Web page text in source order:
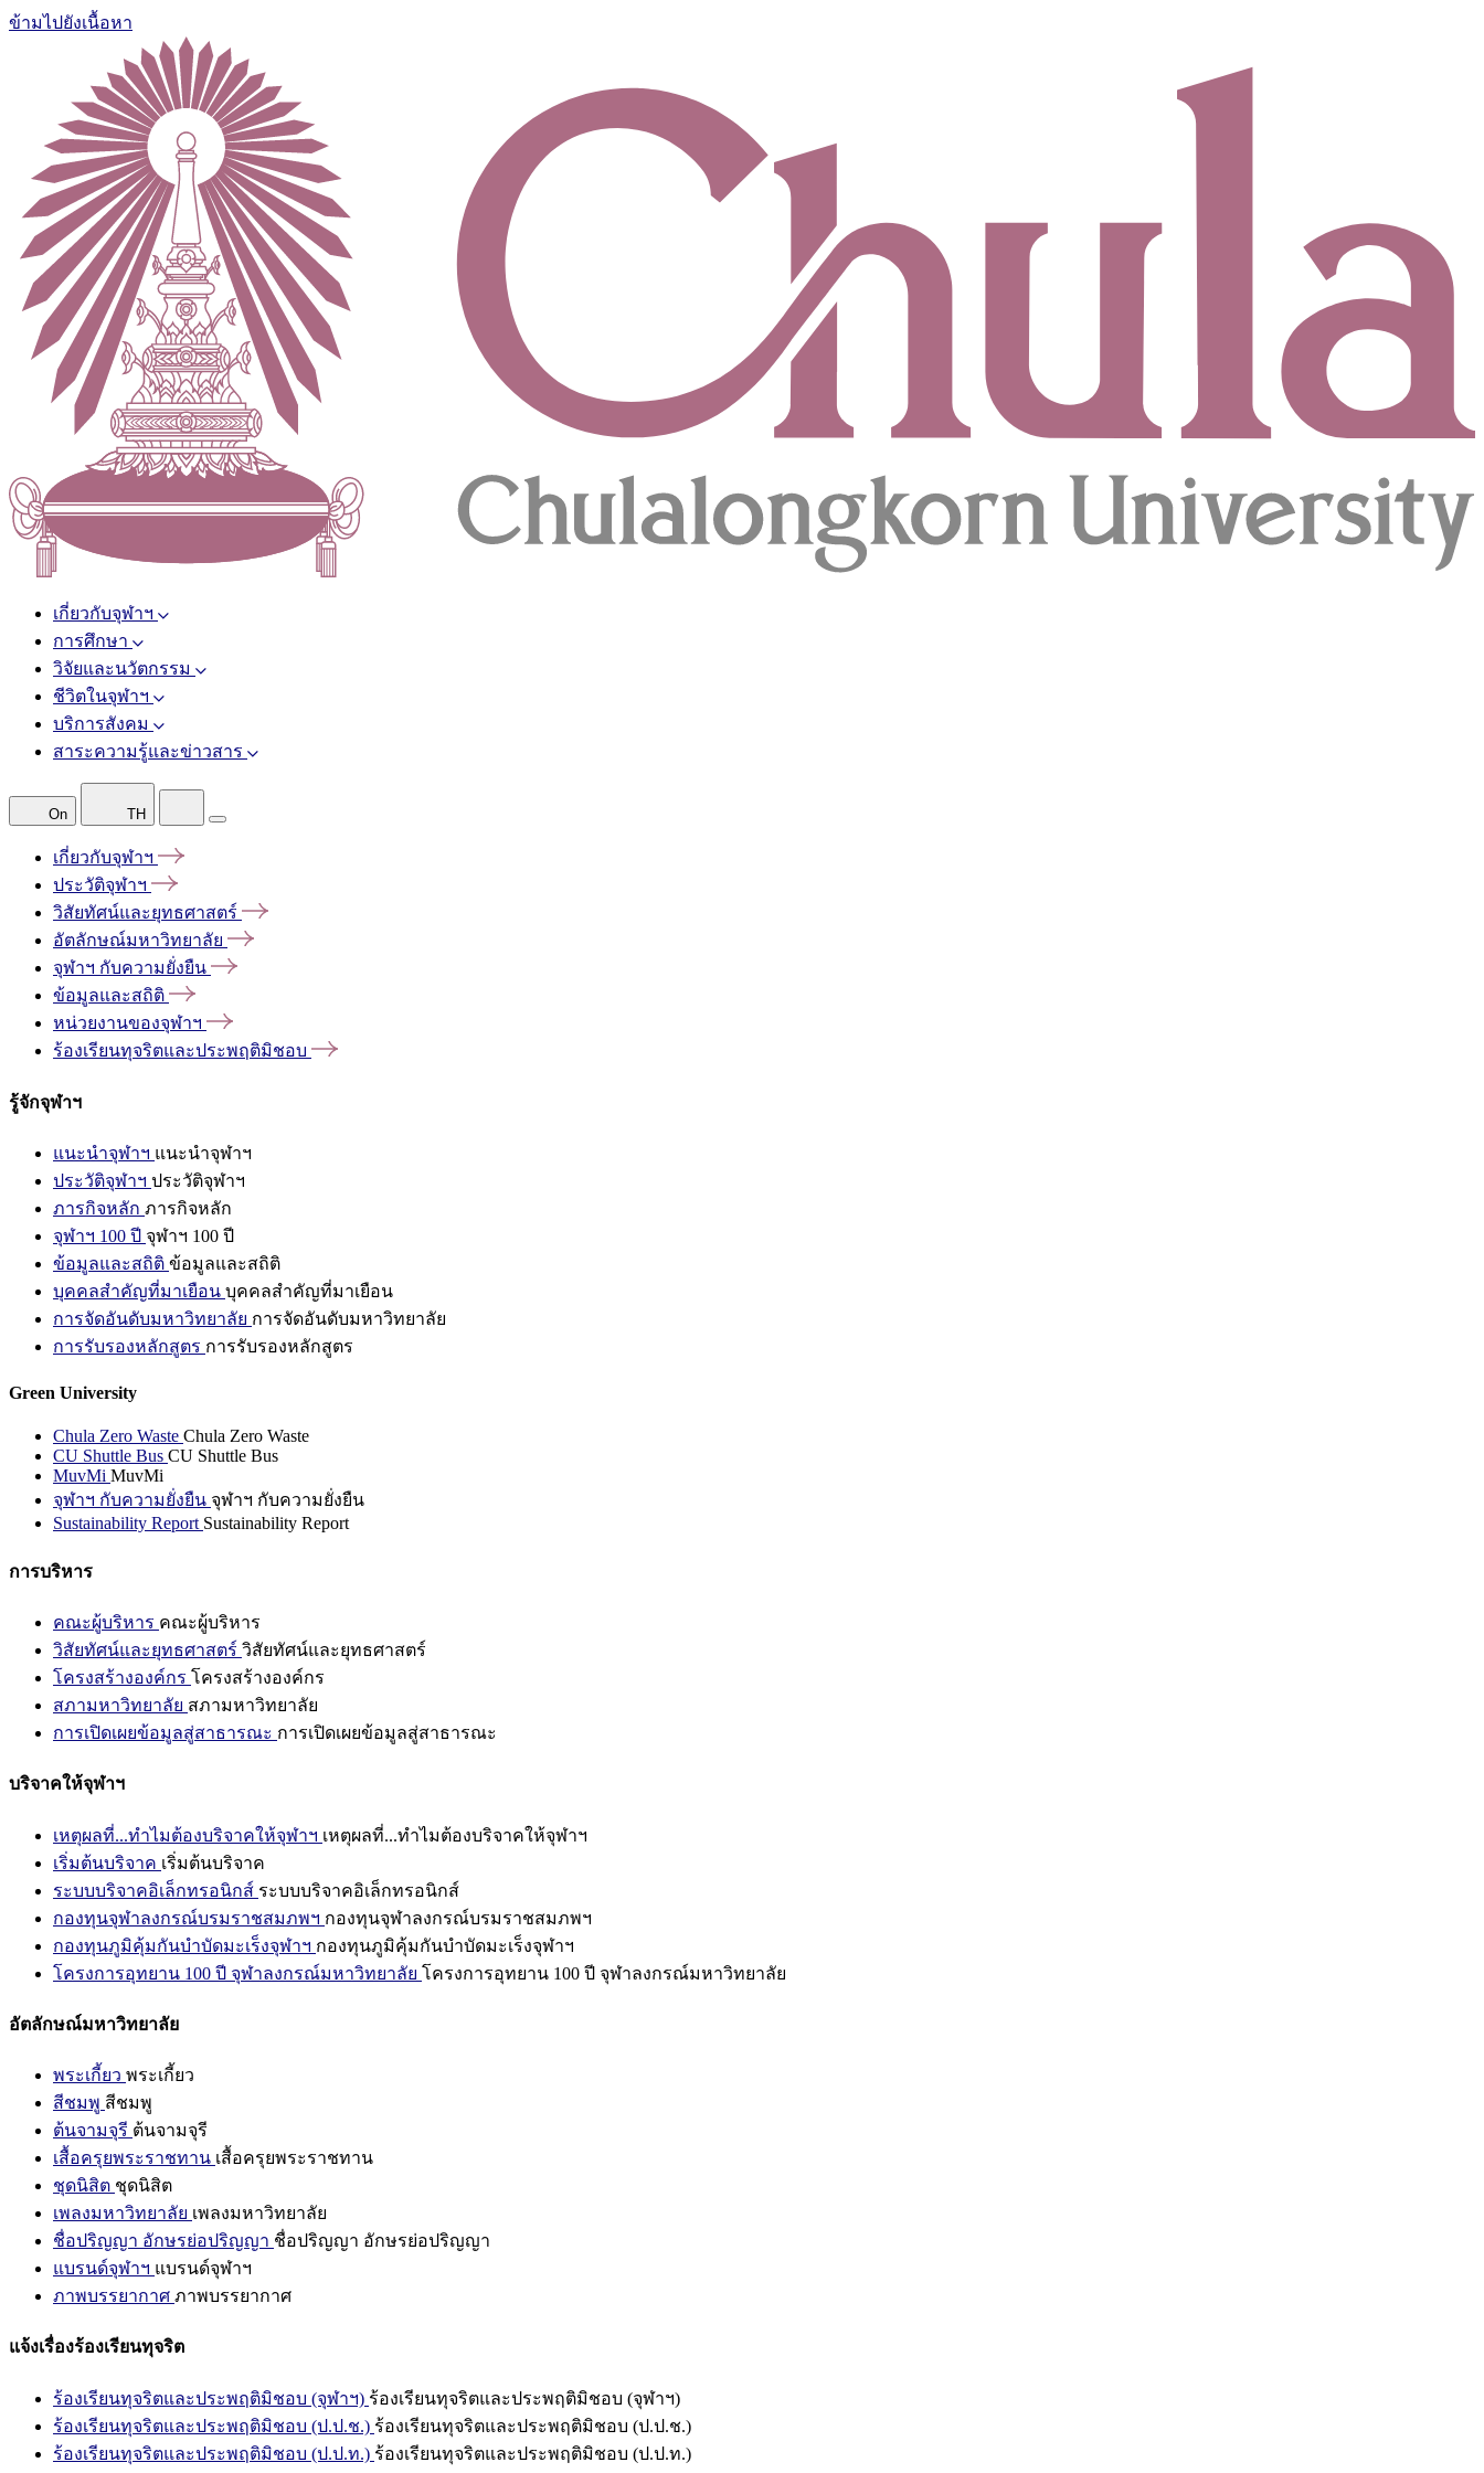
ข้ามไปยังเนื้อหา
เกี่ยวกับจุฬาฯ
การศึกษา
วิจัยและนวัตกรรม
ชีวิตในจุฬาฯ
บริการสังคม
สาระความรู้และข่าวสาร
On TH
เกี่ยวกับจุฬาฯ
ประวัติจุฬาฯ
วิสัยทัศน์และยุทธศาสตร์
อัตลักษณ์มหาวิทยาลัย
จุฬาฯ กับความยั่งยืน
ข้อมูลและสถิติ
หน่วยงานของจุฬาฯ
ร้องเรียนทุจริตและประพฤติมิชอบ
รู้จักจุฬาฯ
แนะนำจุฬาฯ แนะนำจุฬาฯ
ประวัติจุฬาฯ ประวัติจุฬาฯ
ภารกิจหลัก ภารกิจหลัก
จุฬาฯ 100 ปี จุฬาฯ 100 ปี
ข้อมูลและสถิติ ข้อมูลและสถิติ
บุคคลสำคัญที่มาเยือน บุคคลสำคัญที่มาเยือน
การจัดอันดับมหาวิทยาลัย การจัดอันดับมหาวิทยาลัย
การรับรองหลักสูตร การรับรองหลักสูตร
Green University
Chula Zero Waste Chula Zero Waste
CU Shuttle Bus CU Shuttle Bus
MuvMi MuvMi
จุฬาฯ กับความยั่งยืน จุฬาฯ กับความยั่งยืน
Sustainability Report Sustainability Report
การบริหาร
คณะผู้บริหาร คณะผู้บริหาร
วิสัยทัศน์และยุทธศาสตร์ วิสัยทัศน์และยุทธศาสตร์
โครงสร้างองค์กร โครงสร้างองค์กร
สภามหาวิทยาลัย สภามหาวิทยาลัย
การเปิดเผยข้อมูลสู่สาธารณะ การเปิดเผยข้อมูลสู่สาธารณะ
บริจาคให้จุฬาฯ
เหตุผลที่...ทำไมต้องบริจาคให้จุฬาฯ เหตุผลที่...ทำไมต้องบริจาคให้จุฬาฯ
เริ่มต้นบริจาค เริ่มต้นบริจาค
ระบบบริจาคอิเล็กทรอนิกส์ ระบบบริจาคอิเล็กทรอนิกส์
กองทุนจุฬาลงกรณ์บรมราชสมภพฯ กองทุนจุฬาลงกรณ์บรมราชสมภพฯ
กองทุนภูมิคุ้มกันบำบัดมะเร็งจุฬาฯ กองทุนภูมิคุ้มกันบำบัดมะเร็งจุฬาฯ
โครงการอุทยาน 100 ปี จุฬาลงกรณ์มหาวิทยาลัย โครงการอุทยาน 100 ปี จุฬาลงกรณ์มหาวิทยาลัย
อัตลักษณ์มหาวิทยาลัย
พระเกี้ยว พระเกี้ยว
สีชมพู สีชมพู
ต้นจามจุรี ต้นจามจุรี
เสื้อครุยพระราชทาน เสื้อครุยพระราชทาน
ชุดนิสิต ชุดนิสิต
เพลงมหาวิทยาลัย เพลงมหาวิทยาลัย
ชื่อปริญญา อักษรย่อปริญญา ชื่อปริญญา อักษรย่อปริญญา
แบรนด์จุฬาฯ แบรนด์จุฬาฯ
ภาพบรรยากาศ ภาพบรรยากาศ
แจ้งเรื่องร้องเรียนทุจริต
ร้องเรียนทุจริตและประพฤติมิชอบ (จุฬาฯ) ร้องเรียนทุจริตและประพฤติมิชอบ (จุฬาฯ)
ร้องเรียนทุจริตและประพฤติมิชอบ (ป.ป.ช.) ร้องเรียนทุจริตและประพฤติมิชอบ (ป.ป.ช.)
ร้องเรียนทุจริตและประพฤติมิชอบ (ป.ป.ท.) ร้องเรียนทุจริตและประพฤติมิชอบ (ป.ป.ท.)